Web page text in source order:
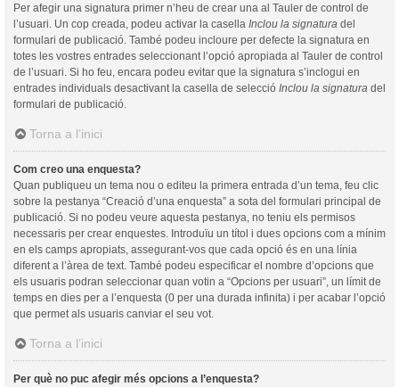
Per afegir una signatura primer n’heu de crear una al Tauler de control de
l’usuari. Un cop creada, podeu activar la casella Inclou la signatura del
formulari de publicació. També podeu incloure per defecte la signatura en
totes les vostres entrades seleccionant l’opció apropiada al Tauler de control
de l’usuari. Si ho feu, encara podeu evitar que la signatura s’inclogui en
entrades individuals desactivant la casella de selecció Inclou la signatura del
formulari de publicació.
Torna a l’inici
Com creo una enquesta?
Quan publiqueu un tema nou o editeu la primera entrada d’un tema, feu clic
sobre la pestanya “Creació d’una enquesta” a sota del formulari principal de
publicació. Si no podeu veure aquesta pestanya, no teniu els permisos
necessaris per crear enquestes. Introduïu un títol i dues opcions com a mínim
en els camps apropiats, assegurant-vos que cada opció és en una línia
diferent a l’àrea de text. També podeu especificar el nombre d’opcions que
els usuaris podran seleccionar quan votin a “Opcions per usuari”, un límit de
temps en dies per a l’enquesta (0 per una durada infinita) i per acabar l’opció
que permet als usuaris canviar el seu vot.
Torna a l’inici
Per què no puc afegir més opcions a l’enquesta?